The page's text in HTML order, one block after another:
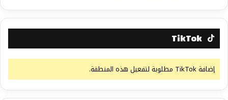
TikTok
إضافة TikTok مطلوبة لتفعيل هذه المنطقة.